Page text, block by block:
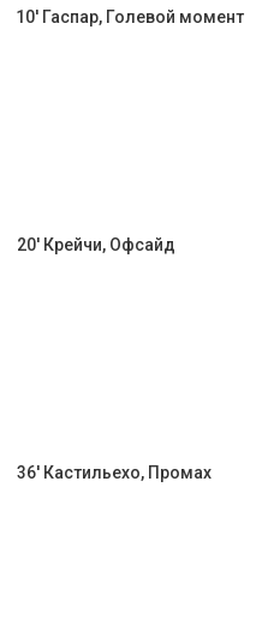
10' Гаспар, Голевой момент
20' Крейчи, Офсайд
36' Кастильехо, Промах